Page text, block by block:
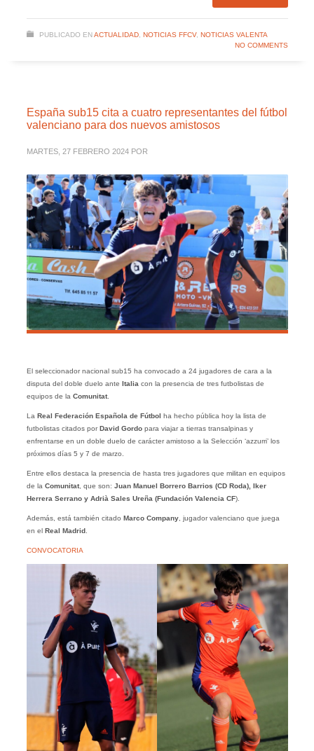
PUBLICADO EN ACTUALIDAD, NOTICIAS FFCV, NOTICIAS VALENTA
NO COMMENTS
España sub15 cita a cuatro representantes del fútbol
valenciano para dos nuevos amistosos
MARTES, 27 FEBRERO 2024 POR
El seleccionador nacional sub15 ha convocado a 24 jugadores de cara a la
disputa del doble duelo ante Italia con la presencia de tres futbolistas de
equipos de la Comunitat.
La Real Federación Española de Fútbol ha hecho pública hoy la lista de
futbolistas citados porDavid Gordopara viajar a tierras transalpinas y
enfrentarse en un doble duelo de carácter amistoso a la Selección ‘azzurri’ los
próximos días 5 y 7 de marzo.
Entre ellos destaca la presencia de hasta tres jugadores que militan en equipos
de la Comunitat, que son: Juan Manuel Borrero Barrios (CD Roda), Iker
Herrera Serrano y Adrià Sales Ureña (Fundación Valencia CF).
Además, está también citado Marco Company, jugador valenciano que juega
en el Real Madrid.
CONVOCATORIA